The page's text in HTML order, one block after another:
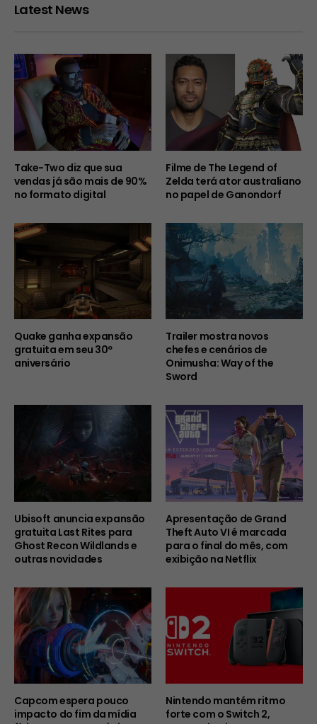
Latest News
Take-Two diz que sua
vendas já são mais de 90%
no formato digital
Filme de The Legend of
Zelda terá ator australiano
no papel de Ganondorf
Quake ganha expansão
gratuita em seu 30º
aniversário
Trailer mostra novos
chefes e cenários de
Onimusha: Way of the
Sword
Ubisoft anuncia expansão
gratuita Last Rites para
Ghost Recon Wildlands e
outras novidades
Apresentação de Grand
Theft Auto VI é marcada
para o final do mês, com
exibição na Netflix
Capcom espera pouco
impacto do fim da mídia
Nintendo mantém ritmo
forte com o Switch 2,